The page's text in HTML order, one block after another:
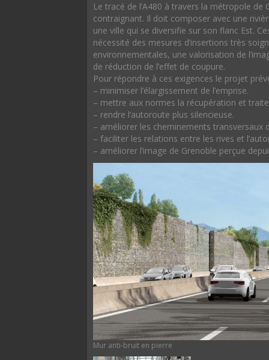
Le tracé de l’A480 à travers la métropole
contraignant. Il doit composer avec une
une ville qui se diversifie sur son flanc Est.
nécessité des mesures d’insertions très
environnementales, une valorisation de
de réduction de l’effet de coupure.
Pour répondre à ces exigences le projet
– minimiser l’élargissement de l’emprise.
– mettre aux normes la récupération et
– rendre l’autoroute plus silencieuse.
– améliorer les cheminements transversaux
– faciliter les relations entre les rives et
– améliorer l’image de Grenoble perçue
Mur anti-bruit en pierre